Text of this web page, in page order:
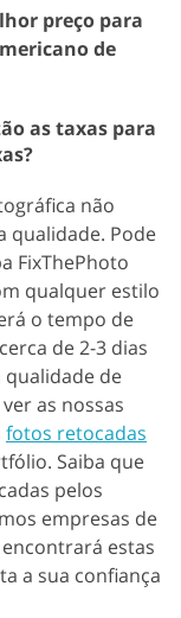
preço para
de
as taxas para
não
qualidade. Pode
FixThePhoto
qualquer estilo
o tempo de
de 2-3 dias
qualidade de
as nossas
fotos retocadas
Saiba que
pelos
empresas de
estas
a sua confiança